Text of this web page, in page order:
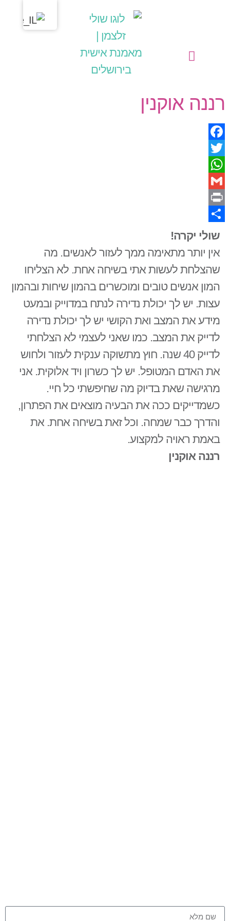
רננה אוקנין
Facebook
Twitter
WhatsApp
Gmail
Print
Share
שולי יקרה!
אין יותר מתאימה ממך לעזור לאנשים. מה
שהצלחת לעשות אתי בשיחה אחת. לא הצליחו
המון אנשים טובים ומוכשרים בהמון שיחות ובהמון
עצות. יש לך יכולת נדירה לנתח במדוייק ובמעט
מידע את המצב ואת הקושי יש לך יכולת נדירה
לדייק את המצב. כמו שאני לעצמי לא הצלחתי
לדייק 40 שנה. חוץ מתשוקה ענקית לעזור ולחוש
את האדם המטופל. יש לך כשרון ויד אלוקית. אני
מרגישה שאת בדיוק מה שחיפשתי כל חיי.
כשמדייקים ככה את הבעיה מוצאים את הפתרון,
והדרך כבר שמחה. וכל זאת בשיחה אחת. את
באמת ראויה למקצוע.
רננה אוקנין